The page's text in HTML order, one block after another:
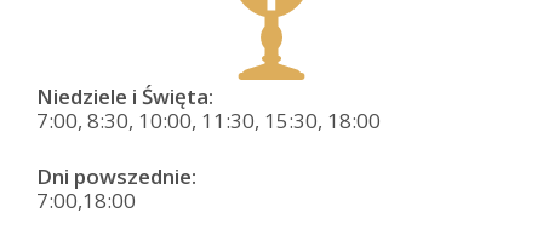
Niedziele i Święta:
7:00, 8:30, 10:00, 11:30, 15:30, 18:00
Dni powszednie:
7:00,18:00